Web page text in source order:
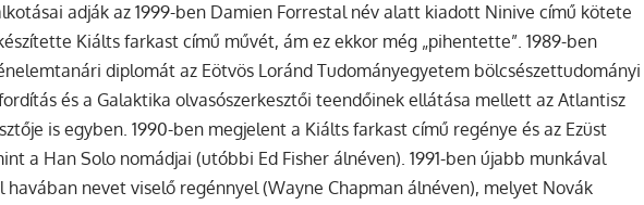
adják az 1999-ben Damien Forrestal név alatt kiadott Ninive című kötete
Kiálts farkast című művét, ám ez ekkor még „pihentette”.1989-ben
diplomát az Eötvös Loránd Tudományegyetem bölcsészettudományi
és a Galaktika olvasószerkesztői teendőinek ellátása mellett az Atlantisz
is egyben. 1990-ben megjelent a Kiálts farkast című regénye és az Ezüst
a Han Solo nomádjai (utóbbi Ed Fisher álnéven). 1991-ben újabb munkával
havában nevet viselő regénnyel (Wayne Chapman álnéven), melyet Novák